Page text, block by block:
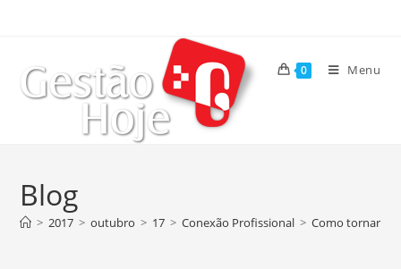
0 Menu
Blog
> 2017 > outubro > 17 > Conexão Profissional > Como tornar as